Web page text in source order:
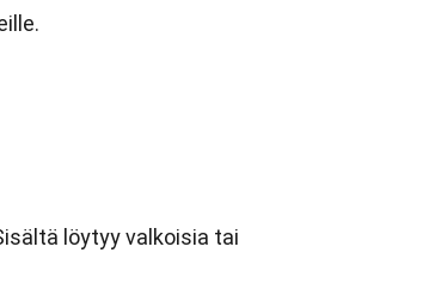
löytyy valkoisia tai